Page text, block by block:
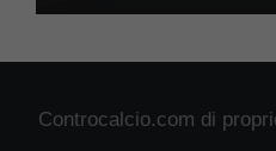
Controcalcio.com di